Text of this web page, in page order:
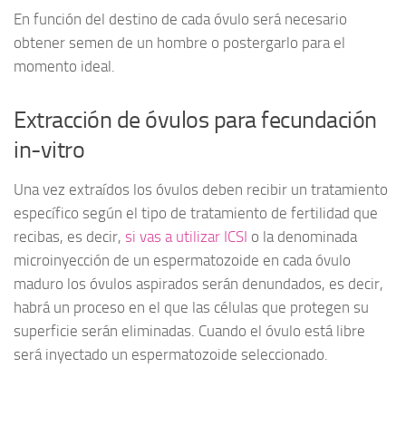
En función del destino de cada óvulo será necesario
obtener semen de un hombre o postergarlo para el
momento ideal.
Extracción de óvulos para fecundación
in-vitro
Una vez extraídos los óvulos deben recibir un tratamiento
específico según el tipo de tratamiento de fertilidad que
recibas, es decir, si vas a utilizar ICSI o la denominada
microinyección de un espermatozoide en cada óvulo
maduro los óvulos aspirados serán denundados, es decir,
habrá un proceso en el que las células que protegen su
superficie serán eliminadas. Cuando el óvulo está libre
será inyectado un espermatozoide seleccionado.